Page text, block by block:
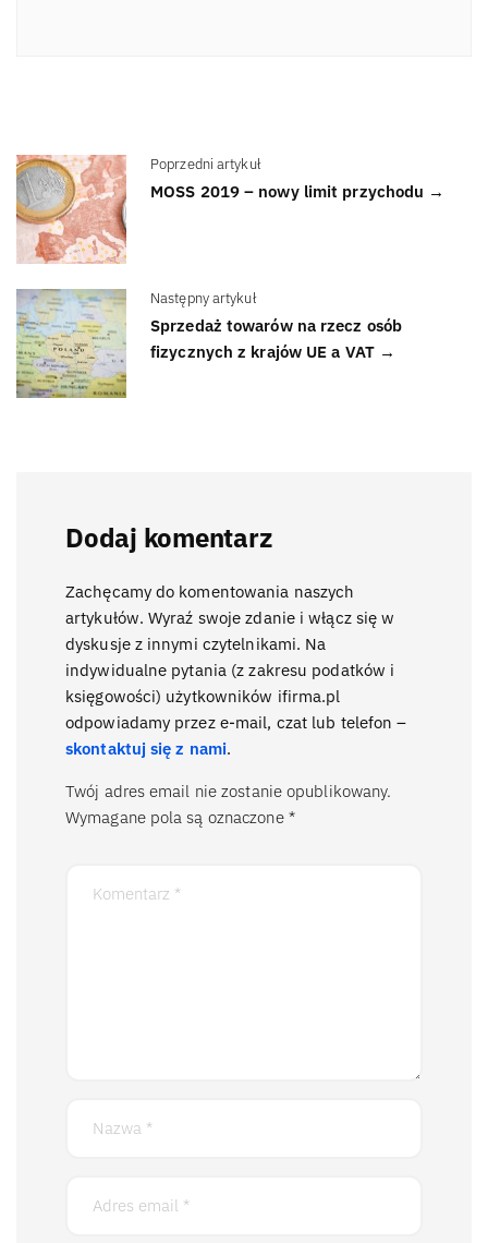
Poprzedni artykuł
MOSS 2019 – nowy limit przychodu →
Następny artykuł
Sprzedaż towarów na rzecz osób
fizycznych z krajów UE a VAT →
Dodaj komentarz
Zachęcamy do komentowania naszych
artykułów. Wyraź swoje zdanie i włącz się w
dyskusje z innymi czytelnikami. Na
indywidualne pytania (z zakresu podatków i
księgowości) użytkowników ifirma.pl
odpowiadamy przez e-mail, czat lub telefon –
skontaktuj się z nami.
Twój adres email nie zostanie opublikowany.
Wymagane pola są oznaczone *